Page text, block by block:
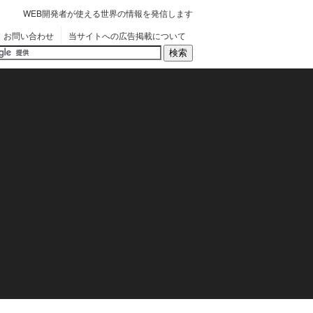
WEB開発者が使える世界の情報を発信します
お問い合わせ 当サイトへの広告掲載について